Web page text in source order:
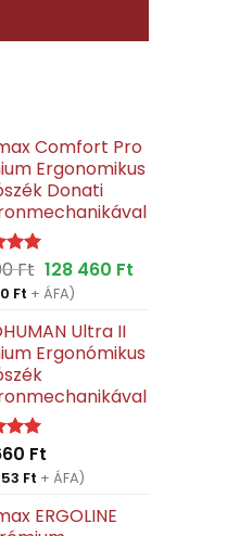
Comfort Pro
Ergonomikus
Donati
Ft Original
price
214
100 Ft.
128 460 FtCurrent
460 Ft.
Ft + ÁFA)
Ultra II
Ergonómikus
Ft
Ft + ÁFA)
ERGOLINE